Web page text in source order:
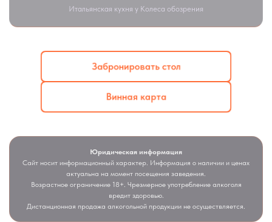
Итальянская кухня у Колеса обозрения
Забронировать стол
Винная карта
Юридическая информация
Сайт носит информационный характер. Информация о наличии и ценах
актуальна на момент посещения заведения.
Возрастное ограничение 18+. Чрезмерное употребление алкоголя
вредит здоровью.
Дистанционная продажа алкогольной продукции не осуществляется.